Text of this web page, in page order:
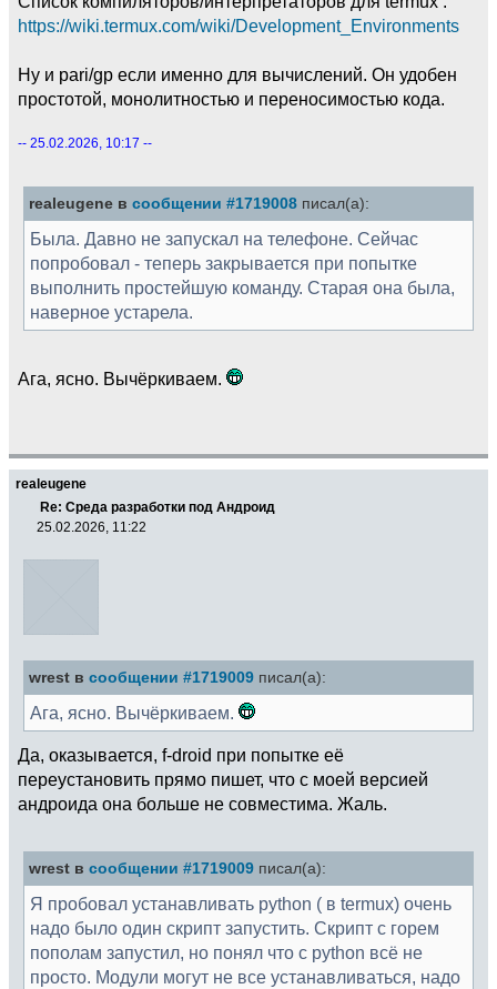
https://wiki.termux.com/wiki/Development_Environments
Ну и pari/gp если именно для вычислений. Он удобен
простотой, монолитностью и переносимостью кода.
-- 25.02.2026, 10:17 --
realeugene в сообщении #1719008 писал(а):
Была. Давно не запускал на телефоне. Сейчас
попробовал - теперь закрывается при попытке
выполнить простейшую команду. Старая она была,
наверное устарела.
Ага, ясно. Вычёркиваем.
realeugene
Re: Среда разработки под Андроид
25.02.2026, 11:22
wrest в сообщении #1719009 писал(а):
Ага, ясно. Вычёркиваем.
Да, оказывается, f-droid при попытке её
переустановить прямо пишет, что с моей версией
андроида она больше не совместима. Жаль.
wrest в сообщении #1719009 писал(а):
Я пробовал устанавливать python ( в termux) очень
надо было один скрипт запустить. Скрипт с горем
пополам запустил, но понял что с python всё не
просто. Модули могут не все устанавливаться, надо